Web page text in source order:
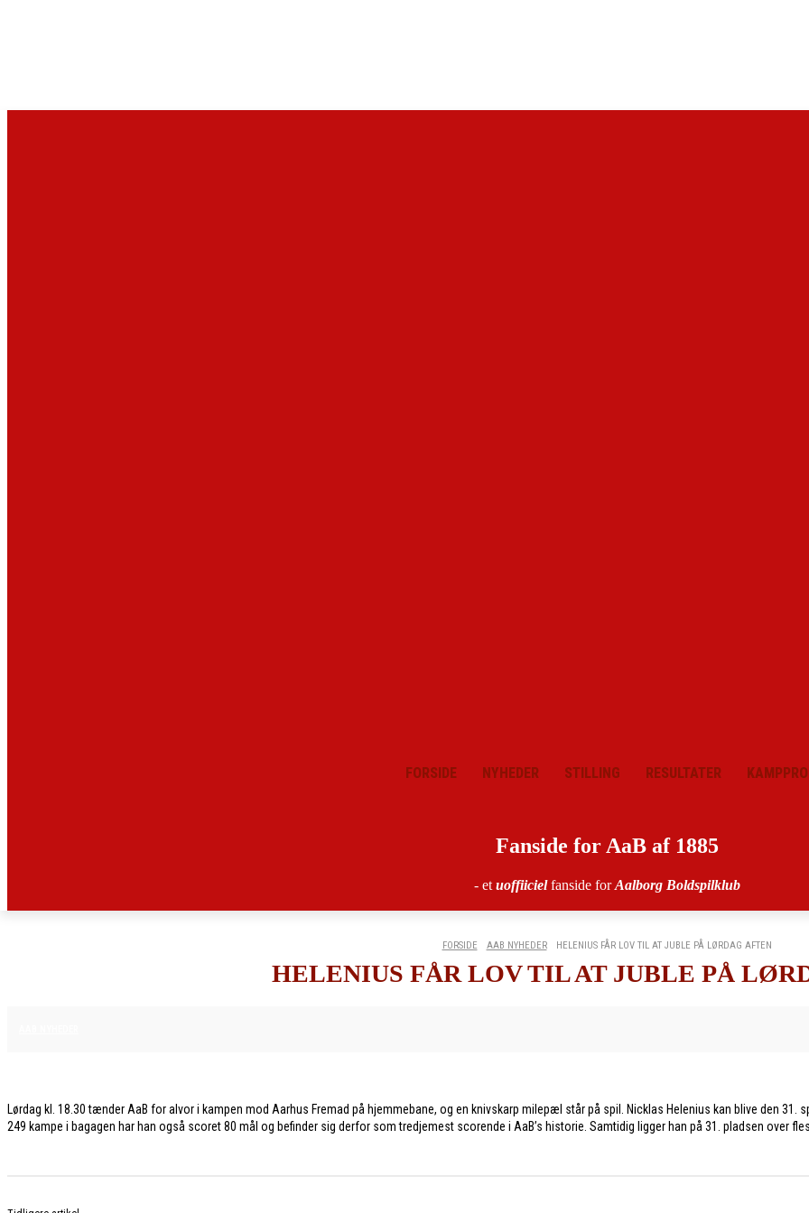
FORSIDE NYHEDER STILLING RESULTATER
Fanside for AaB af 1885
- et uoffiicielfanside forAalborg Boldspilklub
FORSIDE AAB NYHEDER HELENIUS FÅR LOV TIL AT JUBLE PÅ LØRDAG AFTEN
HELENIUS FÅR LOV TIL AT JUBLE PÅ
Lørdag kl. 18.30 tænder AaB for alvor i kampen mod Aarhus Fremad på hjemmebane, og en knivskarp milepæl står på spil. Nicklas Helenius kan blive den
249 kampe i bagagen har han også scoret 80 mål og befinder sig derfor som tredjemest scorende i AaB’s historie. Samtidig ligger han på 31. pladsen over